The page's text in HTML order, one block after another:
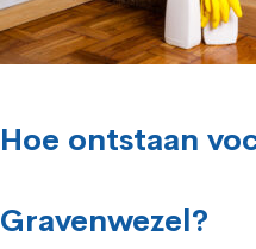
Hoe ontstaan
Gravenwezel?